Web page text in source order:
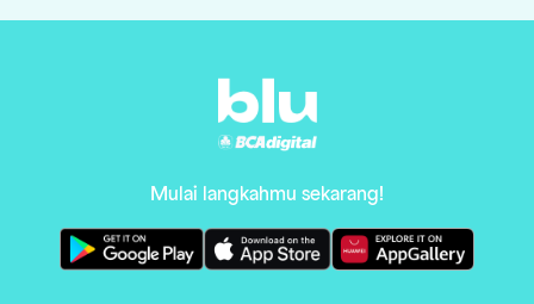
Mulai langkahmu sekarang!